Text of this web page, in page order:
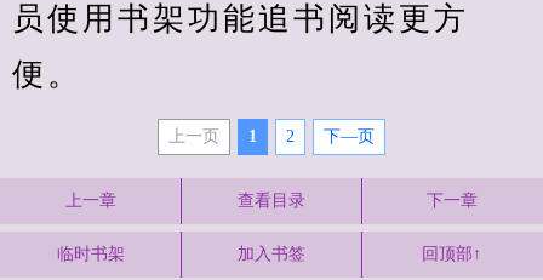
员使用书架功能追书阅读更方
便。
上一页 1 2 下—页
上一章 查看目录 下一章
临时书架 加入书签 回顶部↑